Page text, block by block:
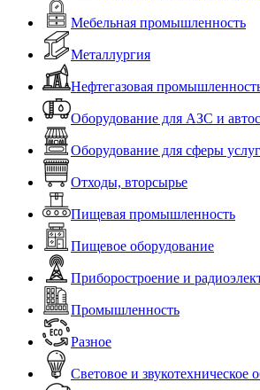
Мебельная промышленность
Металлургия
Нефтегазовая
Оборудование для АЗС и
Оборудование для сферы услуг
Отходы, вторсырье
Пищевая промышленность
Пищевое оборудование
Приборостроение и
Промышленность
Разное
Световое и звукотехническое